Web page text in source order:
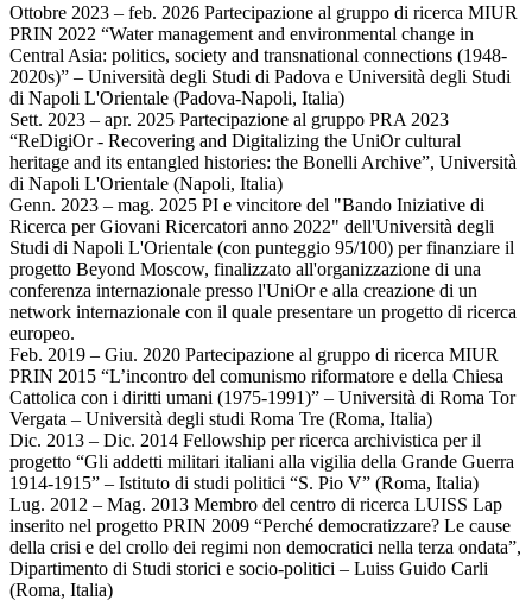
Ottobre 2023 – feb. 2026 Partecipazione al gruppo di ricerca MIUR
PRIN 2022 “Water management and environmental change in
Central Asia: politics, society and transnational connections (1948-
2020s)” – Università degli Studi di Padova e Università degli Studi
di Napoli L'Orientale (Padova-Napoli, Italia)
Sett. 2023 – apr. 2025 Partecipazione al gruppo PRA 2023
“ReDigiOr - Recovering and Digitalizing the UniOr cultural
heritage and its entangled histories: the Bonelli Archive”, Università
di Napoli L'Orientale (Napoli, Italia)
Genn. 2023 – mag. 2025 PI e vincitore del "Bando Iniziative di
Ricerca per Giovani Ricercatori anno 2022" dell'Università degli
Studi di Napoli L'Orientale (con punteggio 95/100) per finanziare il
progetto Beyond Moscow, finalizzato all'organizzazione di una
conferenza internazionale presso l'UniOr e alla creazione di un
network internazionale con il quale presentare un progetto di ricerca
europeo.
Feb. 2019 – Giu. 2020 Partecipazione al gruppo di ricerca MIUR
PRIN 2015 “L’incontro del comunismo riformatore e della Chiesa
Cattolica con i diritti umani (1975-1991)” – Università di Roma Tor
Vergata – Università degli studi Roma Tre (Roma, Italia)
Dic. 2013 – Dic. 2014 Fellowship per ricerca archivistica per il
progetto “Gli addetti militari italiani alla vigilia della Grande Guerra
1914-1915” – Istituto di studi politici “S. Pio V” (Roma, Italia)
Lug. 2012 – Mag. 2013 Membro del centro di ricerca LUISS Lap
inserito nel progetto PRIN 2009 “Perché democratizzare? Le cause
della crisi e del crollo dei regimi non democratici nella terza ondata”,
Dipartimento di Studi storici e socio-politici – Luiss Guido Carli
(Roma, Italia)